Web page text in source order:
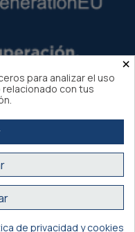
2026
SSL
×
para analizar el uso
con tus
de privacidad y cookies